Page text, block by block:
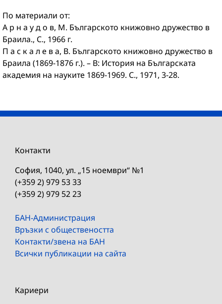
По материали от:
А р н а у д о в, М. Българското книжовно дружество в
Браила., С., 1966 г.
П а с к а л е в а, В. Българското книжовно дружество в
Браила (1869-1876 г.). – В: История на Българската
академия на науките 1869-1969. С., 1971, 3-28.
Контакти
София, 1040, ул. „15 ноември“ №1
(+359 2) 979 53 33
(+359 2) 979 52 23
БАН-Администрация
Връзки с обществеността
Контакти/звена на БАН
Всички публикации на сайта
Кариери